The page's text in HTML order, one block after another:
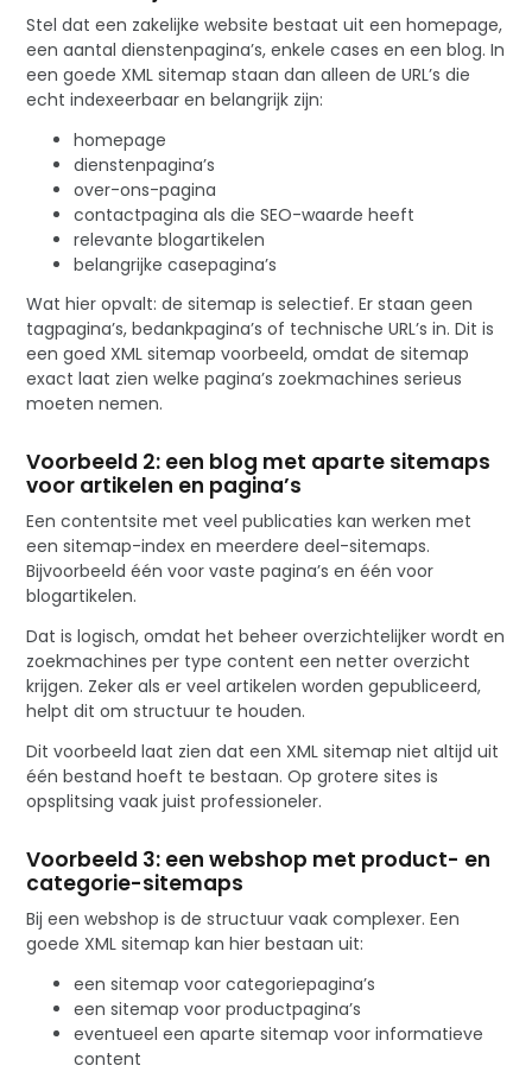
Stel dat een zakelijke website bestaat uit een homepage,
een aantal dienstenpagina’s, enkele cases en een blog. In
een goede XML sitemap staan dan alleen de URL’s die
echt indexeerbaar en belangrijk zijn:
homepage
dienstenpagina’s
over-ons-pagina
contactpagina als die SEO-waarde heeft
relevante blogartikelen
belangrijke casepagina’s
Wat hier opvalt: de sitemap is selectief. Er staan geen
tagpagina’s, bedankpagina’s of technische URL’s in. Dit is
een goed XML sitemap voorbeeld, omdat de sitemap
exact laat zien welke pagina’s zoekmachines serieus
moeten nemen.
Voorbeeld 2: een blog met aparte sitemaps
voor artikelen en pagina’s
Een contentsite met veel publicaties kan werken met
een sitemap-index en meerdere deel-sitemaps.
Bijvoorbeeld één voor vaste pagina’s en één voor
blogartikelen.
Dat is logisch, omdat het beheer overzichtelijker wordt en
zoekmachines per type content een netter overzicht
krijgen. Zeker als er veel artikelen worden gepubliceerd,
helpt dit om structuur te houden.
Dit voorbeeld laat zien dat een XML sitemap niet altijd uit
één bestand hoeft te bestaan. Op grotere sites is
opsplitsing vaak juist professioneler.
Voorbeeld 3: een webshop met product- en
categorie-sitemaps
Bij een webshop is de structuur vaak complexer. Een
goede XML sitemap kan hier bestaan uit:
een sitemap voor categoriepagina’s
een sitemap voor productpagina’s
eventueel een aparte sitemap voor informatieve
content